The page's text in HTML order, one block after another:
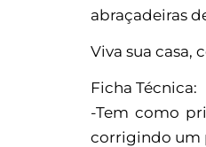
abraçadeiras
Viva sua casa,
Ficha Técnica:
-Tem como
corrigindo um